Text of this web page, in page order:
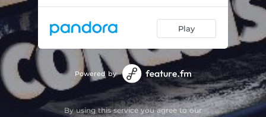
02:37
Los Latinos Somos Racistas 02:26
Los Tipos de Racismo 01:19
La Rivalidad Entre Los Países Latinoamericanos 01:52
La Dictadura Chilena 00:47
Play
Powered by
By using this service you agree to our